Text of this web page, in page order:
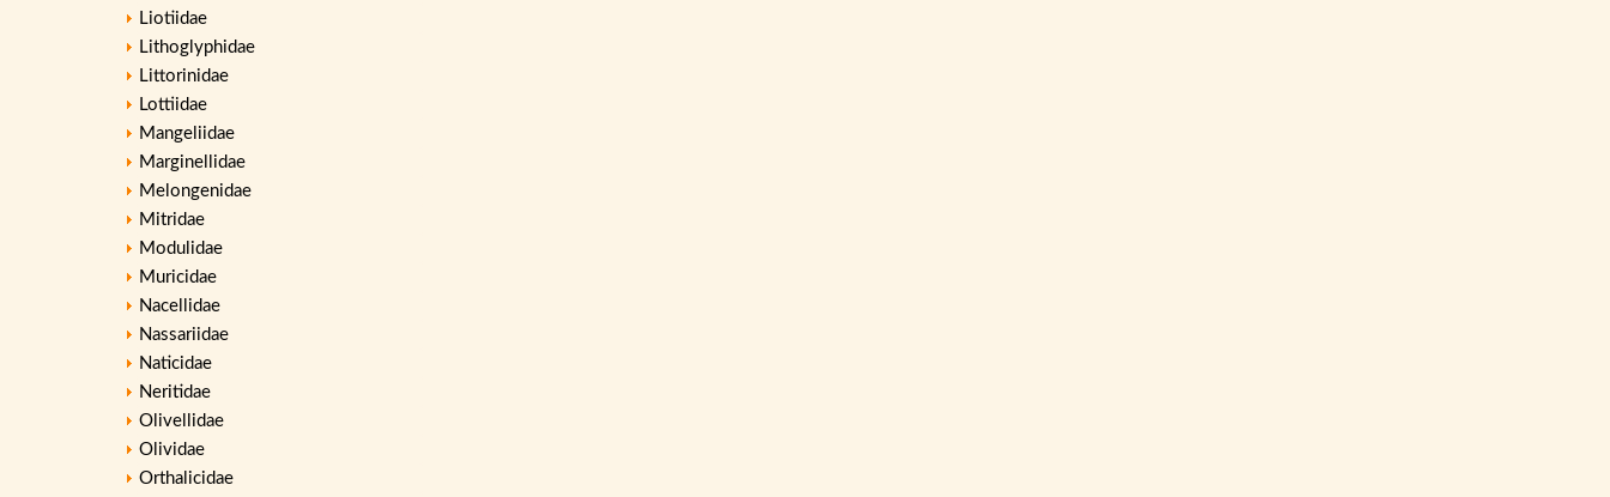
Liotiidae
Lithoglyphidae
Littorinidae
Lottiidae
Mangeliidae
Marginellidae
Melongenidae
Mitridae
Modulidae
Muricidae
Nacellidae
Nassariidae
Naticidae
Neritidae
Olivellidae
Olividae
Orthalicidae